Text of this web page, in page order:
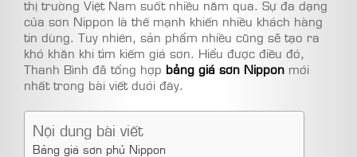
thị trường Việt Nam suốt nhiều năm qua. Sự đa dạng
của sơn Nippon là thế mạnh khiến nhiều khách hàng
tin dùng. Tuy nhiên, sản phẩm nhiều cũng sẽ tạo ra
khó khăn khi tìm kiếm giá sơn. Hiểu được điều đó,
Thanh Bình đã tổng hợp bảng giá sơn Nippon mới
nhất trong bài viết dưới đây.
Nội dung bài viết
Bảng giá sơn phủ Nippon